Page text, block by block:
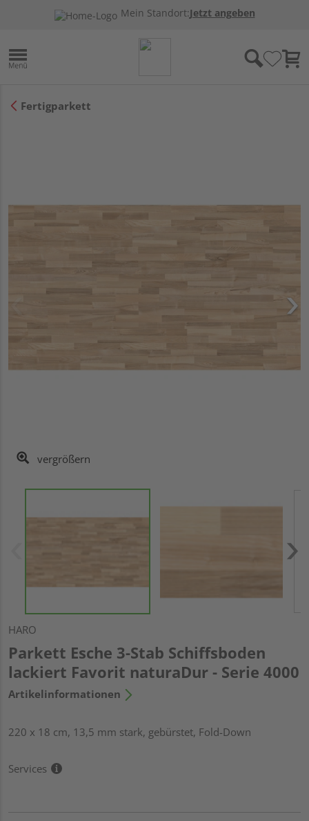
Mein Standort:Jetzt angeben
Fertigparkett
vergrößern
HARO
Parkett Esche 3-Stab Schiffsboden
lackiert Favorit naturaDur - Serie 4000
Artikelinformationen
220 x 18 cm, 13,5 mm stark, gebürstet, Fold-Down
Services